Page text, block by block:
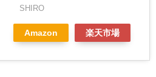
SHIRO
Amazon 楽天市場